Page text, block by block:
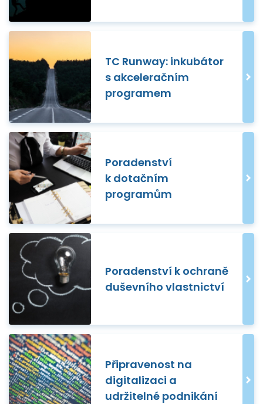
TC Runway: inkubátor
s akceleračním
programem
Poradenství
k dotačním
programům
Poradenství k ochraně
duševního vlastnictví
Připravenost na
digitalizaci a
udržitelné podnikání